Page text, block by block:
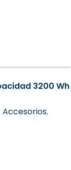
3200 Wh
Accesorios,